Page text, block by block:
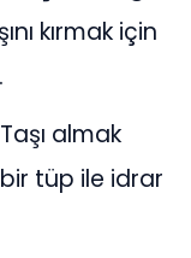
kırmak için
almak
tüp ile idrar